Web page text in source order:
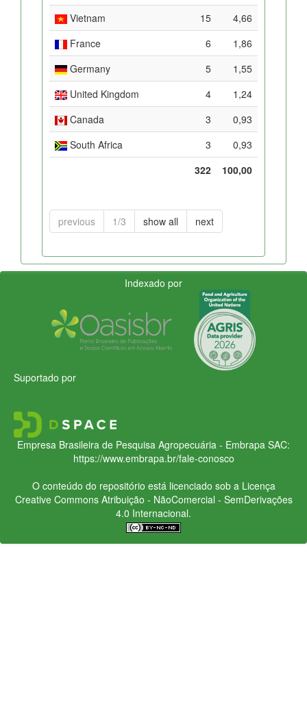
Vietnam
15
4,66
France
6
1,86
Germany
5
1,55
United Kingdom
4
1,24
Canada
3
0,93
South Africa
3
0,93
322
100,00
previous 1/3 show all next
Indexado por
Suportado por
Empresa Brasileira de Pesquisa Agropecuária - Embrapa SAC:
https://www.embrapa.br/fale-conosco
O conteúdo do repositório está licenciado sob a Licença
Creative CommonsAtribuição - NãoComercial - SemDerivações
4.0 Internacional.